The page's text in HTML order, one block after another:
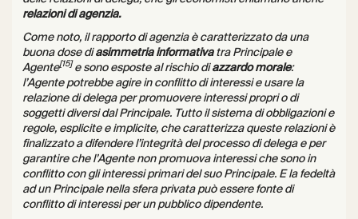
relazioni di agenzia.
Come noto, il rapporto di agenzia è caratterizzato da una
buona dose diasimmetria informativatra Principale e
Agente[15]e sono esposte al rischio diazzardo morale:
l’Agente potrebbe agire in conflitto di interessi e usare la
relazione di delega per promuovere interessi propri o di
soggetti diversi dal Principale. Tutto il sistema di obbligazioni e
regole, esplicite e implicite, che caratterizza queste relazioni è
finalizzato a difendere l’integrità del processo di delega e per
garantire che l’Agente non promuova interessi che sono in
conflitto con gli interessi primari del suo Principale. E la fedeltà
ad un Principale nella sfera privata può essere fonte di
conflitto di interessi per un pubblico dipendente.